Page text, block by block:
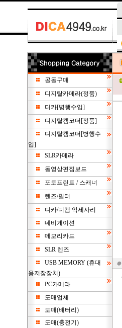
공동구매
디지탈카메라(정품)
디카[병행수입]
디지탈캠코더[정품]
디지탈캠코더[병행수
입]
SLR카메라
동영상편집보드
포토프린트 / 스캐너
렌즈/필터
디카/디캠 악세사리
네비게이션
메모리카드
SLR 렌즈
USB MEMORY (휴대
용저장장치)
PC카메라
도매업체
도매(배터리)
도매(충전기)